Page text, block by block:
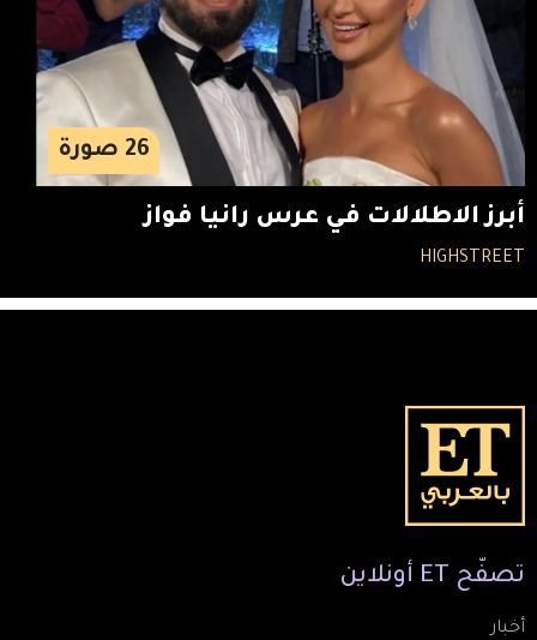
26 صورة
أبرز الاطلالات في عرس رانيا فواز
HIGHSTREET
تصفّح ET أونلاين
أخبار